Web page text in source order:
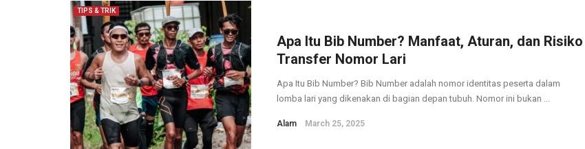
TIPS & TRIK
Apa Itu Bib Number? Manfaat, Aturan, dan Risiko
Transfer Nomor Lari
Apa Itu Bib Number? Bib Number adalah nomor identitas peserta dalam
lomba lari yang dikenakan di bagian depan tubuh. Nomor ini bukan ...
Alam March 25, 2025